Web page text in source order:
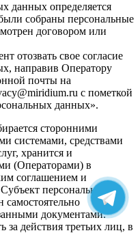
данных определяется
собраны персональные
договором или
отозвать свое согласие
направив Оператору
почты на
с пометкой
данных».
сторонними
системами, средствами
хранится и
(Операторами) в
соглашением и
персональных
самостоятельно
документами.
за действия третьих лиц, в